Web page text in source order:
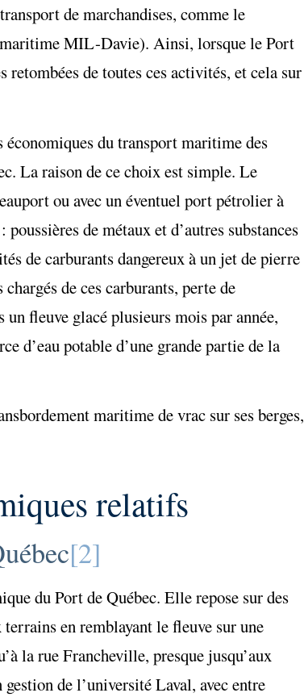
de marchandises, comme le
maritime MIL-Davie). Ainsi, lorsque le Port
retombées de toutes ces activités, et cela sur
économiques du transport maritime des
La raison de ce choix est simple. Le
ou avec un éventuel port pétrolier à
de métaux et d’autres substances
de carburants dangereux à un jet de pierre
de ces carburants, perte de
fleuve glacé plusieurs mois par année,
d’eau potable d’une grande partie de la
maritime de vrac sur ses berges,
relatifs
[2]
du Port de Québec. Elle repose sur des
en remblayant le fleuve sur une
la rue Francheville, presque jusqu’aux
de l’université Laval, avec entre